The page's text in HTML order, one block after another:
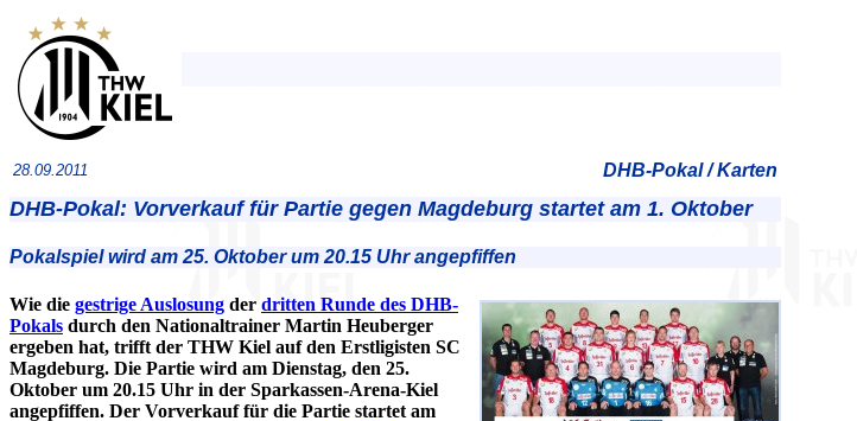
28.09.2011 DHB-Pokal / Karten
DHB-Pokal: Vorverkauf für Partie gegen Magdeburg startet am 1. Oktober
Pokalspiel wird am 25. Oktober um 20.15 Uhr angepfiffen
Wie die gestrige Auslosung der dritten Runde des DHB-
Pokals durch den Nationaltrainer Martin Heuberger
ergeben hat, trifft der THW Kiel auf den Erstligisten SC
Magdeburg. Die Partie wird am Dienstag, den 25.
Oktober um 20.15 Uhr in der Sparkassen-Arena-Kiel
angepfiffen. Der Vorverkauf für die Partie startet am